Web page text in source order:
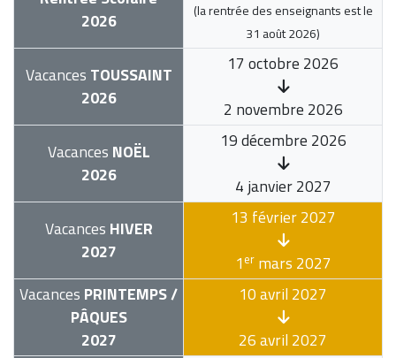
2026
(la rentrée des enseignants est le
31 août 2026)
Vacances TOUSSAINT
2026
17 octobre 2026
2 novembre 2026
Vacances NOËL
2026
19 décembre 2026
4 janvier 2027
Vacances HIVER
2027
13 février 2027
1ermars 2027
Vacances PRINTEMPS /
PÂQUES
2027
10 avril 2027
26 avril 2027